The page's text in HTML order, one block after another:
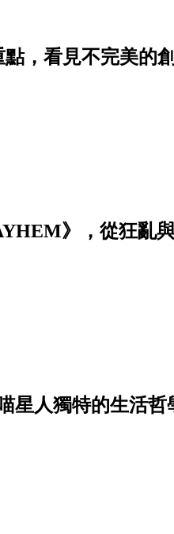
，看見不完美的
》，從狂亂
星人獨特的生活哲